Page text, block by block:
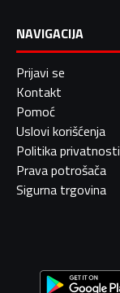
NAVIGACIJA
Prijavi se
Kontakt
Pomoć
Uslovi korišćenja
Politika privatnosti
Prava potrošača
Sigurna trgovina